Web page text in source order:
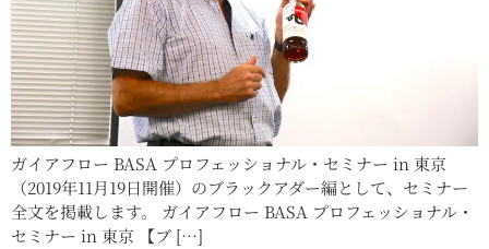
ガイアフロー BASA プロフェッショナル・セミナー in 東京
（2019年11月19日開催）のブラックアダー編として、セミナー
全文を掲載します。 ガイアフロー BASA プロフェッショナル・
セミナー in 東京 【ブ […]